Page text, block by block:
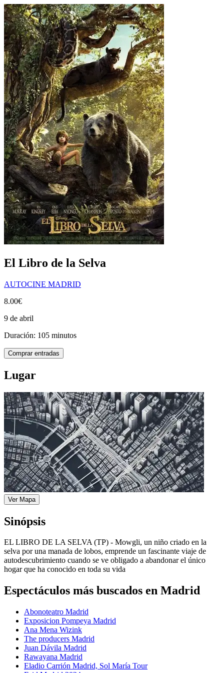
El Libro de la Selva
AUTOCINE MADRID
8.00€
9 de abril
Duración: 105 minutos
Comprar entradas
Lugar
Ver Mapa
Sinópsis
EL LIBRO DE LA SELVA (TP) - Mowgli, un niño criado en la
selva por una manada de lobos, emprende un fascinante viaje de
autodescubrimiento cuando se ve obligado a abandonar el único
hogar que ha conocido en toda su vida
Espectáculos más buscados en Madrid
Abonoteatro Madrid
Exposicion Pompeya Madrid
Ana Mena Wizink
The producers Madrid
Juan Dávila Madrid
Rawayana Madrid
Eladio Carrión Madrid, Sol María Tour